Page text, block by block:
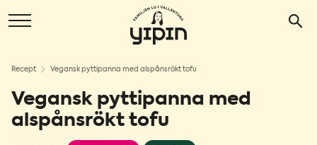
Recept Vegansk pyttipanna med alspånsrökt tofu
Vegansk pyttipanna med
alspånsrökt tofu